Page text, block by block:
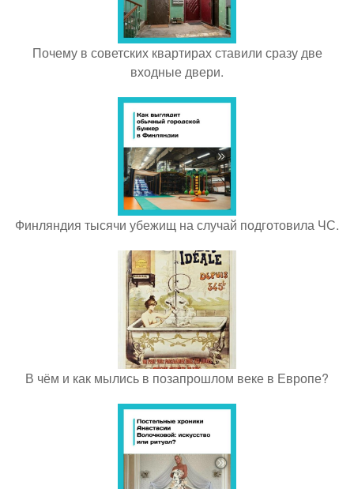
Почему в советских квартирах ставили сразу две
входные двери.
Финляндия тысячи убежищ на случай подготовила ЧС.
В чём и как мылись в позапрошлом веке в Европе?